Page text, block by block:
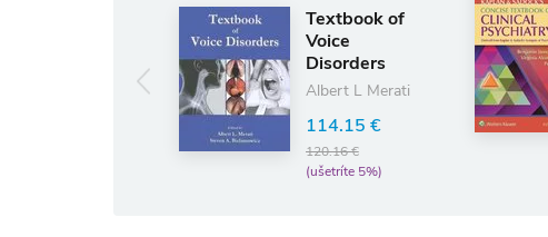
Textbook of
Voice
Disorders
Albert L Merati
114.15 €
120.16 €
(ušetríte 5%)